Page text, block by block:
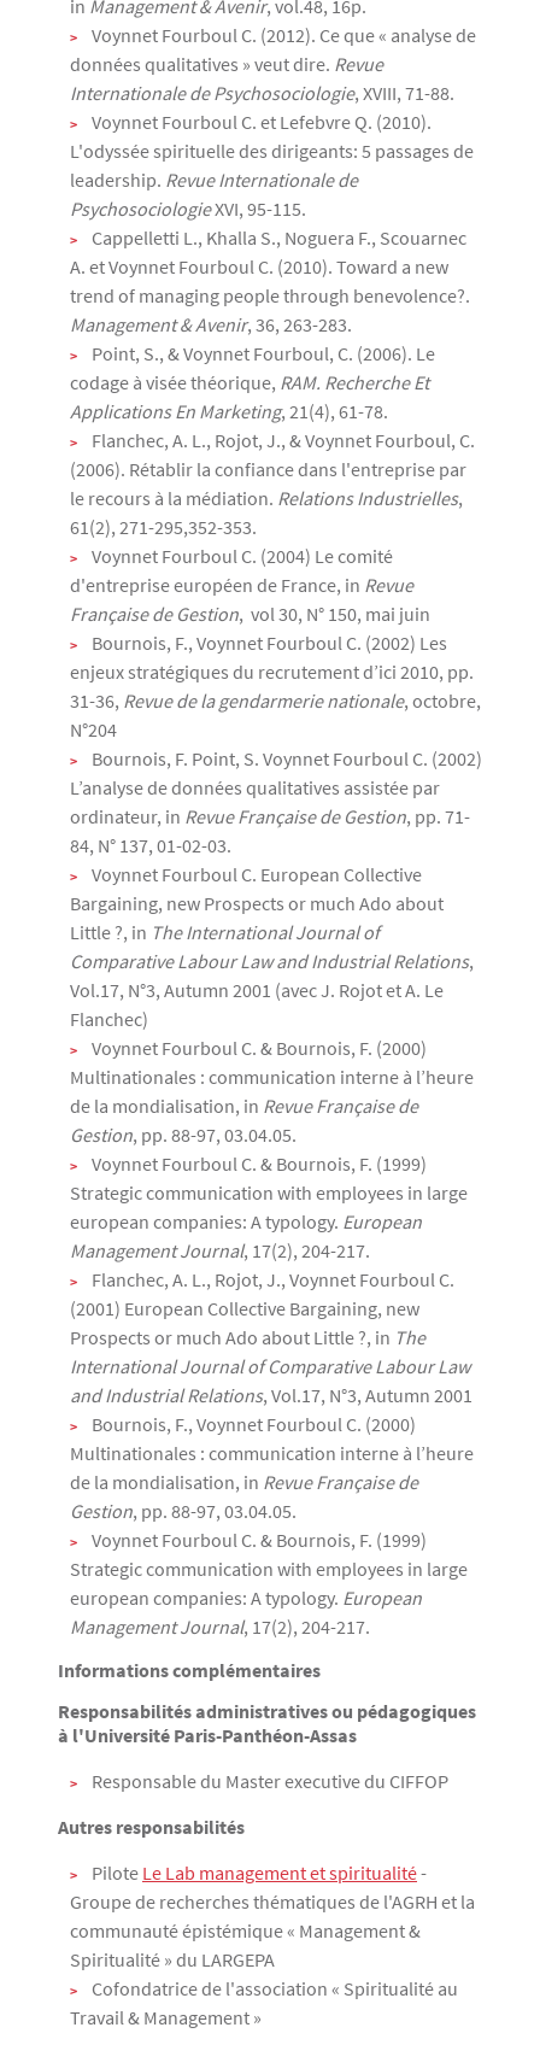
in Management & Avenir, vol.48, 16p.
Voynnet Fourboul C. (2012). Ce que « analyse de
données qualitatives » veut dire. Revue
Internationale de Psychosociologie, XVIII, 71-88.
Voynnet Fourboul C. et Lefebvre Q. (2010).
L'odyssée spirituelle des dirigeants: 5 passages de
leadership. Revue Internationale de
PsychosociologieXVI, 95-115.
Cappelletti L., Khalla S., Noguera F., Scouarnec
A. et Voynnet Fourboul C. (2010). Toward a new
trend of managing people through benevolence?.
Management & Avenir, 36, 263-283.
Point, S., & Voynnet Fourboul, C. (2006). Le
codage à visée théorique, RAM. Recherche Et
Applications En Marketing, 21(4), 61-78.
Flanchec, A. L., Rojot, J., & Voynnet Fourboul, C.
(2006). Rétablir la confiance dans l'entreprise par
le recours à la médiation. Relations Industrielles,
61(2), 271-295,352-353.
Voynnet Fourboul C. (2004) Le comité
d'entreprise européen de France, in Revue
Française de Gestion, vol 30, N° 150, mai juin
Bournois, F., Voynnet Fourboul C. (2002) Les
enjeux stratégiques du recrutement d’ici 2010, pp.
31-36, Revue de la gendarmerie nationale, octobre,
N°204
Bournois, F. Point, S. Voynnet Fourboul C. (2002)
L’analyse de données qualitatives assistée par
ordinateur, in Revue Française de Gestion, pp. 71-
84, N° 137, 01-02-03.
Voynnet Fourboul C. European Collective
Bargaining, new Prospects or much Ado about
Little ?, in The International Journal of
Comparative Labour Law and Industrial Relations,
Vol.17, N°3, Autumn 2001 (avec J. Rojot et A. Le
Flanchec)
Voynnet Fourboul C. & Bournois, F. (2000)
Multinationales : communication interne à l’heure
de la mondialisation, in Revue Française de
Gestion, pp. 88-97, 03.04.05.
Voynnet Fourboul C. & Bournois, F. (1999)
Strategic communication with employees in large
european companies: A typology. European
Management Journal, 17(2), 204-217.
Flanchec, A. L., Rojot, J., Voynnet Fourboul C.
(2001) European Collective Bargaining, new
Prospects or much Ado about Little ?, in The
International Journal of Comparative Labour Law
and Industrial Relations, Vol.17, N°3, Autumn 2001
Bournois, F., Voynnet Fourboul C. (2000)
Multinationales : communication interne à l’heure
de la mondialisation, in Revue Française de
Gestion, pp. 88-97, 03.04.05.
Voynnet Fourboul C. & Bournois, F. (1999)
Strategic communication with employees in large
european companies: A typology. European
Management Journal, 17(2), 204-217.
Informations complémentaires
Responsabilités administratives ou pédagogiques
à l'Université Paris-Panthéon-Assas
Responsable du Master executive du CIFFOP
Autres responsabilités
Pilote Le Lab management et spiritualité-
Groupe de recherches thématiques de l'AGRH et la
communauté épistémique « Management &
Spiritualité » du LARGEPA
Cofondatrice de l'association « Spiritualité au
Travail & Management »